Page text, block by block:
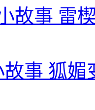
故事 雷
故事 狐